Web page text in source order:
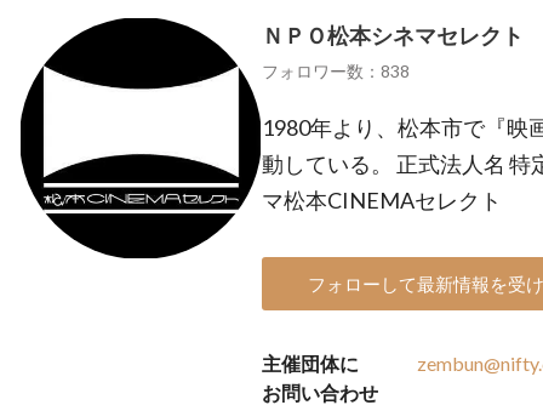
ＮＰＯ松本シネマセレクト
フォロワー数：838
1980年より、松本市で『映
動している。 正式法人名
マ松本CINEMAセレクト
フォローして最新情報を受
主催団体に
お問い合わせ